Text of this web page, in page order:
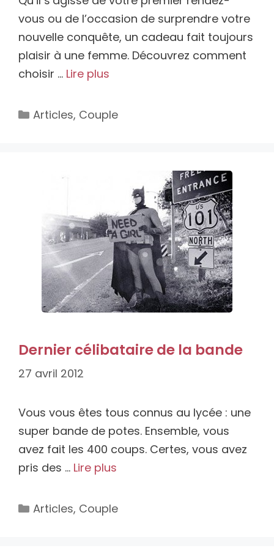
vous ou de l’occasion de surprendre votre
nouvelle conquête, un cadeau fait toujours
plaisir à une femme. Découvrez comment
choisir … Lire plus
Catégories
Articles, Couple
Dernier célibataire de la bande
27 avril 2012
Vous vous êtes tous connus au lycée : une
super bande de potes. Ensemble, vous
avez fait les 400 coups. Certes, vous avez
pris des … Lire plus
Catégories
Articles, Couple